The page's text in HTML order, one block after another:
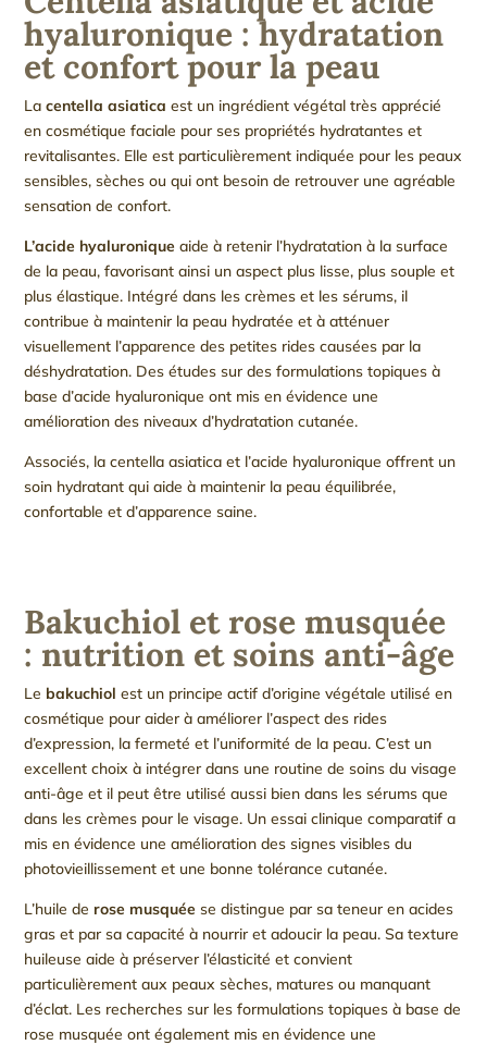
hyaluronique : hydratation
et confort pour la peau
Lacentella asiatica est un ingrédient végétal très apprécié
en cosmétique faciale pour ses propriétés hydratantes et
revitalisantes. Elle est particulièrement indiquée pour les peaux
sensibles, sèches ou qui ont besoin de retrouver une agréable
sensation de confort.
L’acide hyaluronique aide à retenir l’hydratation à la surface
de la peau, favorisant ainsi un aspect plus lisse, plus souple et
plus élastique. Intégré dans les crèmes et les sérums, il
contribue à maintenir la peau hydratée et à atténuer
visuellement l’apparence des petites rides causées par la
déshydratation. Des études sur des formulations topiques à
base d’acide hyaluronique ont mis en évidence une
amélioration des niveaux d’hydratation cutanée.
Associés, la centella asiatica et l’acide hyaluronique offrent un
soin hydratant qui aide à maintenir la peau équilibrée,
confortable et d’apparence saine.
Bakuchiol et rose musquée
: nutrition et soins anti-âge
Le bakuchiol est un principe actif d’origine végétale utilisé en
cosmétique pour aider à améliorer l’aspect des rides
d’expression, la fermeté et l’uniformité de la peau. C’est un
excellent choix à intégrer dans une routine de soins du visage
anti-âge et il peut être utilisé aussi bien dans les sérums que
dans les crèmes pour le visage. Un essai clinique comparatif a
mis en évidence une amélioration des signes visibles du
photovieillissement et une bonne tolérance cutanée.
L’huile derose musquée se distingue par sa teneur en acides
gras et par sa capacité à nourrir et adoucir la peau. Sa texture
huileuse aide à préserver l’élasticité et convient
particulièrement aux peaux sèches, matures ou manquant
d’éclat. Les recherches sur les formulations topiques à base de
rose musquée ont également mis en évidence une